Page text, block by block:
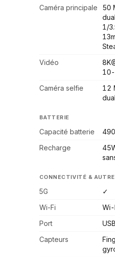
Caméra principale
50
1/
Vidéo
10-
Caméra selfie
12
BATTERIE
Capacité batterie
Recharge
CONNECTIVITÉ & AUTRE
5G
✓
Wi-Fi
Port
Capteurs